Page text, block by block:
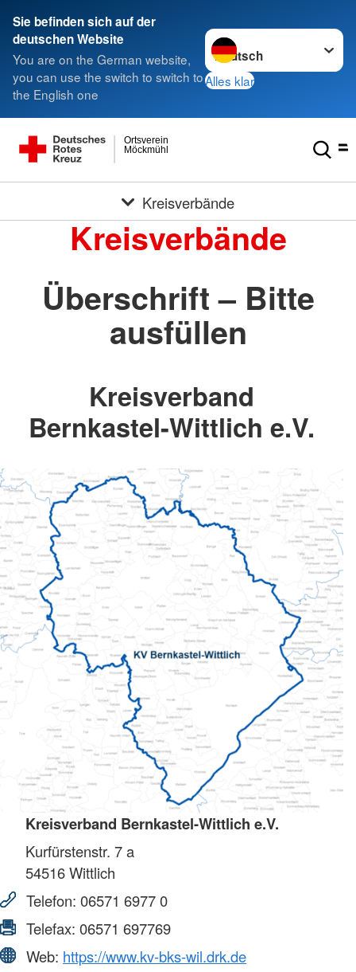
Sie befinden sich auf der
deutschen Website
You are on the German website,
you can use the switch to switch to
the English one
Sprache wechseln zu
Alles klar
Möckmühl
Ortsverein
Kreisverbände
Kreisverbände
Überschrift – Bitte
ausfüllen
Kreisverband
Bernkastel-Wittlich e.V.
Kreisverband Bernkastel-Wittlich e.V.
Kurfürstenstr. 7 a
54516Wittlich
Telefon: 06571 6977 0
Telefax: 06571 697769
Web: https://www.kv-bks-wil.drk.de